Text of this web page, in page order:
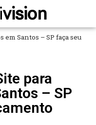
vision
em Santos – SP faça seu
para
– SP